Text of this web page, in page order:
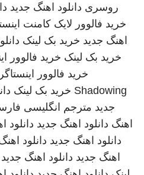
روسری دانلود اهنگ جدید
خرید فالوور لایک کامنت
اهنگ جدید خرید بک لینک
خرید بک لینک خرید فالوور
خرید فالوور
Shadowing خرید بک لینک
جدید مترجم انگلیسی
اهنگ دانلود اهنگ جدید دانلود
دانلود اهنگ جدید دانلود
اهنگ جدید دانلود اهنگ جدید